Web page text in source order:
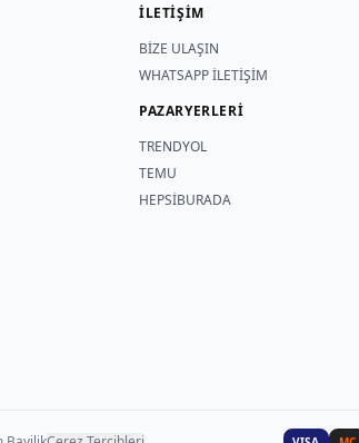
İLETİŞİM
BİZE ULAŞIN
WHATSAPP İLETİŞİM
PAZARYERLERİ
TRENDYOL
TEMU
HEPSİBURADA